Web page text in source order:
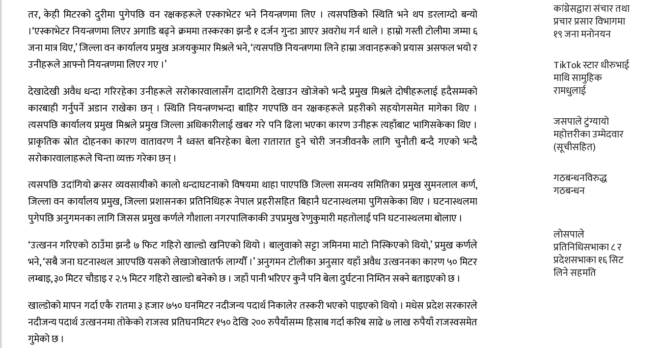
तर, केही मिटरको दुरीमा पुगेपछि वन रक्षकहरूले एस्काभेटर भने नियन्त्रणमा लिए । त्यसपछिको स्थिति भने थप डरलाग्दो बन्यो
।‘एस्काभेटर नियन्त्रणमा लिएर अगाडि बढ्ने क्रममा तस्करका झन्डै १ दर्जन गुन्डा आएर अवरोध गर्न थाले । हाम्रो गस्ती टोलीमा जम्मा ६
जना मात्र थिए,’ जिल्ला वन कार्यालय प्रमुख अजयकुमार मिश्रले भने, ‘त्यसपछि नियन्त्रणमा लिने हाम्रा जवानहरूको प्रयास असफल भयो र
उनीहरूले आफ्नो नियन्त्रणमा लिएर गए ।’
देखादेखी अवैध धन्दा गरिरहेका उनीहरूले सरोकारवालासँग दादागिरी देखाउन खोजेको भन्दै प्रमुख मिश्रले दोषीहरूलाई हदैसम्मको
कारबाही गर्नुपर्ने अडान राखेका छन् । स्थिति नियन्त्रणभन्दा बाहिर गएपछि वन रक्षकहरूले प्रहरीको सहयोगसमेत मागेका थिए ।
त्यसपछि कार्यालय प्रमुख मिश्रले प्रमुख जिल्ला अधिकारीलाई खबर गरे पनि ढिला भएका कारण उनीहरू त्यहाँबाट भागिसकेका थिए ।
प्राकृतिक स्रोत दोहनका कारण वातावरण नै ध्वस्त बनिरहेका बेला रातारात हुने चोरी जनजीवनकै लागि चुनौती बन्दै गएको भन्दै
सरोकारवालाहरूले चिन्ता व्यक्त गरेका छन् ।
त्यसपछि उदांगियो क्रसर व्यवसायीको कालो धन्दाघटनाको विषयमा थाहा पाएपछि जिल्ला समन्वय समितिका प्रमुख सुमनलाल कर्ण,
जिल्ला वन कार्यालय प्रमुख, जिल्ला प्रशासनका प्रतिनिधिहरू नेपाल प्रहरीसहित बिहानै घटनास्थलमा पुगिसकेका थिए । घटनास्थलमा
पुगेपछि अनुगमनका लागि जिसस प्रमुख कर्णले गौशाला नगरपालिकाकी उपप्रमुख रेणुकुमारी महतोलाई पनि घटनास्थलमा बोलाए ।
‘उत्खनन गरिएको ठाउँमा झन्डै ७ फिट गहिरो खाल्डो खनिएको थियो । बालुवाको सट्टा जमिनमा माटो निस्किएको थियो,’ प्रमुख कर्णले
भने, ‘सबै जना घटनास्थल आएपछि यसको लेखाजोखातर्फ लाग्यौँ ।’ अनुगमन टोलीका अनुसार यहाँ अवैध उत्खननका कारण ५० मिटर
लम्बाइ, ३० मिटर चौडाइ र २.५ मिटर गहिरो खाल्डो बनेको छ । जहाँ पानी भरिएर कुनै पनि बेला दुर्घटना निम्तिन सक्ने बताइएको छ ।
खाल्डोको मापन गर्दा एकै रातमा ३ हजार ७५० घनमिटर नदीजन्य पदार्थ निकालेर तस्करी भएको पाइएको थियो । मधेस प्रदेश सरकारले
नदीजन्य पदार्थ उत्खननमा तोकेको राजस्व प्रतिघनमिटर १५० देखि २०० रुपैयाँसम्म हिसाब गर्दा करिब साढे ७ लाख रुपैयाँ राजस्वसमेत
गुमेको छ ।
कांग्रेसद्वारा संचार तथा
प्रचार प्रसार विभागमा
१९ जना मनोनयन
TikTok स्टार धीरुभाई
माथि सामुहिक
रामधुलाई
जसपाले टुंग्यायो
महोत्तरीका उम्मेदवार
(सूचीसहित)
गठबन्धनविरुद्ध
गठबन्धन
लोसपाले
प्रतिनिधिसभाका ८ र
प्रदेशसभाका १६ सिट
लिने सहमति